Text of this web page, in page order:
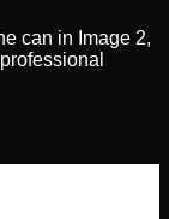
can in Image 2,